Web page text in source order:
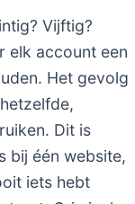
Vijftig?
elk account een
Het gevolg
Dit is
bij één website,
iets hebt